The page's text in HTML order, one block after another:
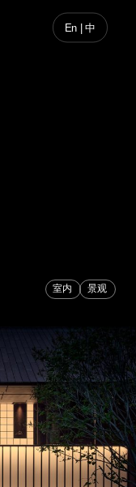
En | 中
室内 景观